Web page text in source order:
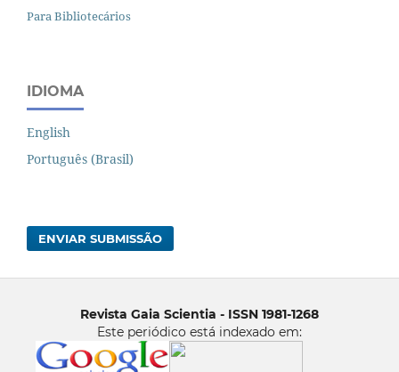
Para Bibliotecários
IDIOMA
English
Português (Brasil)
ENVIAR SUBMISSÃO
Revista Gaia Scientia - ISSN 1981-1268
Este periódico está indexado em: